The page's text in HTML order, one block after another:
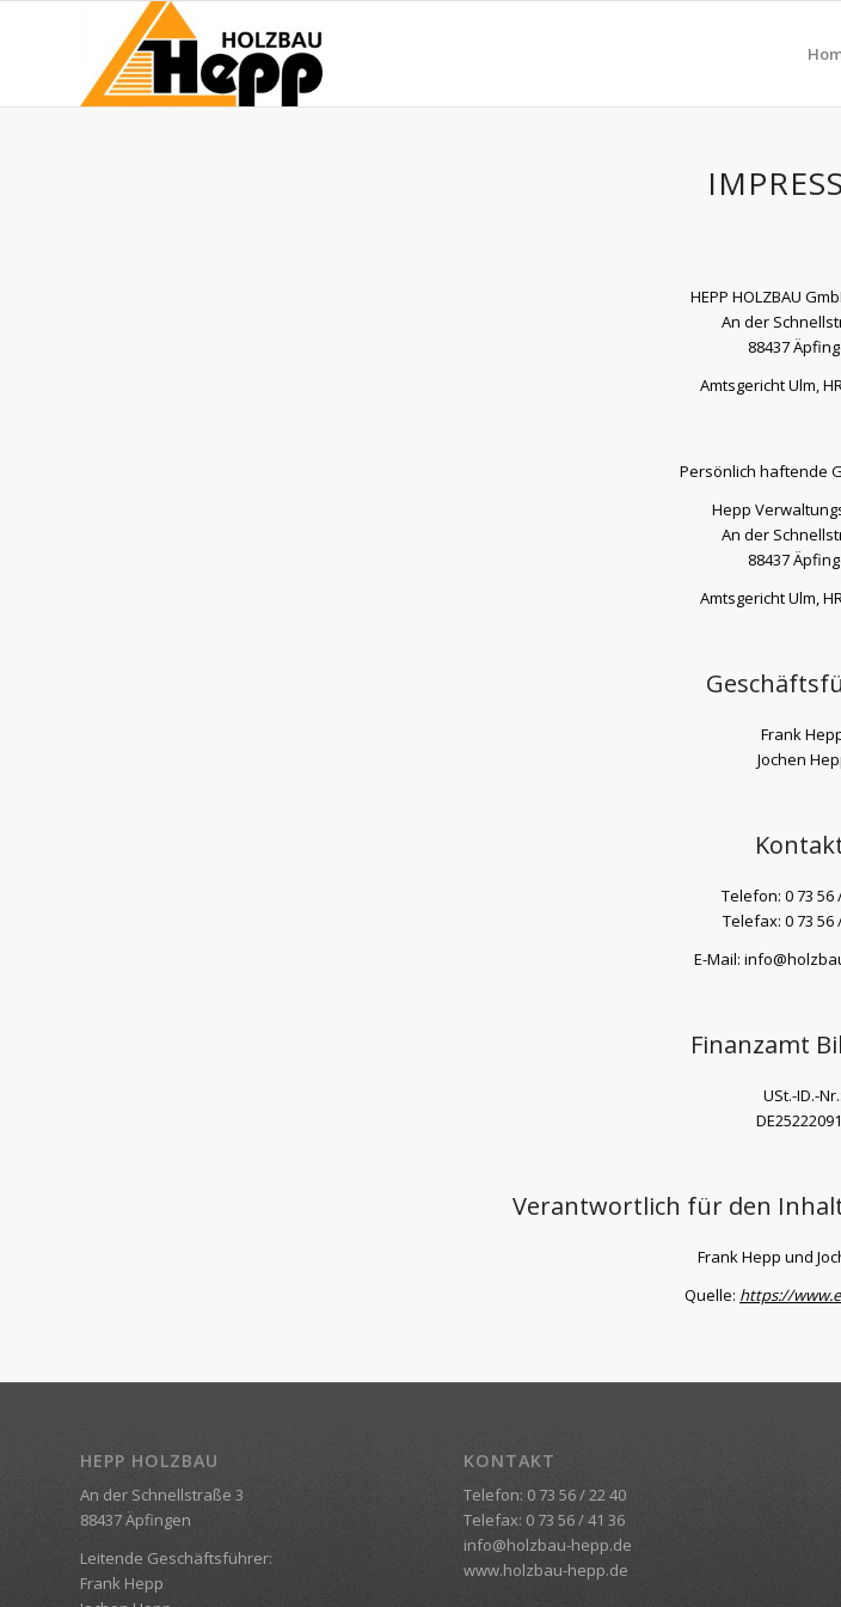
HEPP HOLZBAU
An der
88437
Amtsgericht Ulm,
Persönlich haftende
Hepp
An der
88437
Amtsgericht Ulm,
Frank
Jochen
Telefon: 0 73 56
Telefax: 0 73 56
E-Mail:
Finanzamt
USt.-ID.-Nr.:
Verantwortlich für den Inhalt
Frank Hepp und
Quelle: https://
HEPP HOLZBAU
An der Schnellstraße 3
88437 Äpfingen
Leitende Geschäftsführer:
Frank Hepp
KONTAKT
Telefon: 0 73 56 / 22 40
Telefax: 0 73 56 / 41 36
info@holzbau-hepp.de
www.holzbau-hepp.de